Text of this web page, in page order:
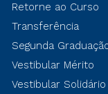
Retorne ao Curso
Transferência
Segunda
Vestibular Mérito
Vestibular Solidário